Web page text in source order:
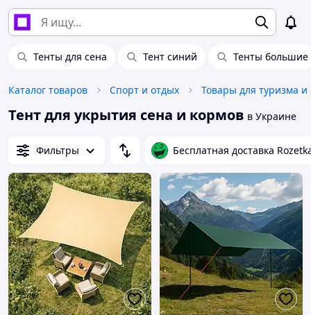
Тенты для сена Тент синий Тенты большие
Каталог товаров Спорт и отдых Товары для туризма
Тент для укрытия сена и кормов в Украине
Фильтры Бесплатная доставка